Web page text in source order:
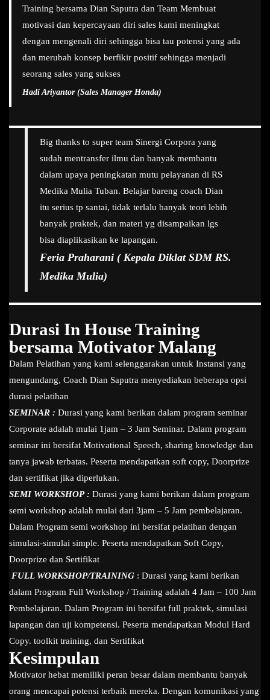
Training bersama Dian Saputra dan Team Membuat
motivasi dan kepercayaan diri sales kami meningkat
dengan mengenali diri sehingga bisa tau potensi yang ada
dan merubah konsep berfikir positif sehingga menjadi
seorang sales yang sukses
Hadi Ariyantor (Sales Manager Honda)
Big thanks to super team Sinergi Corpora yang
sudah mentransfer ilmu dan banyak membantu
dalam upaya peningkatan mutu pelayanan di RS
Medika Mulia Tuban. Belajar bareng coach Dian
itu serius tp santai, tidak terlalu banyak teori lebih
banyak praktek, dan materi yg disampaikan lgs
bisa diaplikasikan ke lapangan.
Feria Praharani ( Kepala Diklat SDM RS.
Medika Mulia)
Durasi In House Training
bersama Motivator Malang
Dalam Pelatihan yang kami selenggarakan untuk Instansi yang
mengundang, Coach Dian Saputra menyediakan beberapa opsi
durasi pelatihan
SEMINAR : Durasi yang kami berikan dalam program seminar
Corporate adalah mulai 1jam – 3 Jam Seminar. Dalam program
seminar ini bersifat Motivational Speech, sharing knowledge dan
tanya jawab terbatas. Peserta mendapatkan soft copy, Doorprize
dan sertifikat jika diperlukan.
SEMI WORKSHOP : Durasi yang kami berikan dalam program
semi workshop adalah mulai dari 3jam – 5 Jam pembelajaran.
Dalam Program semi workshop ini bersifat pelatihan dengan
simulasi-simulai simple. Peserta mendapatkan Soft Copy,
Doorprize dan Sertifikat
FULL WORKSHOP/TRAINING : Durasi yang kami berikan
dalam Program Full Workshop / Training adalah 4 Jam – 100 Jam
Pembelajaran. Dalam Program ini bersifat full praktek, simulasi
lapangan dan uji kompetensi. Peserta mendapatkan Modul Hard
Copy. toolkit training, dan Sertifikat
Kesimpulan
Motivator hebat memiliki peran besar dalam membantu banyak
orang mencapai potensi terbaik mereka. Dengan komunikasi yang